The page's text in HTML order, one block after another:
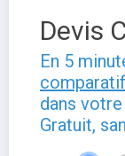
Devis
En 5
dans
Gratuit,